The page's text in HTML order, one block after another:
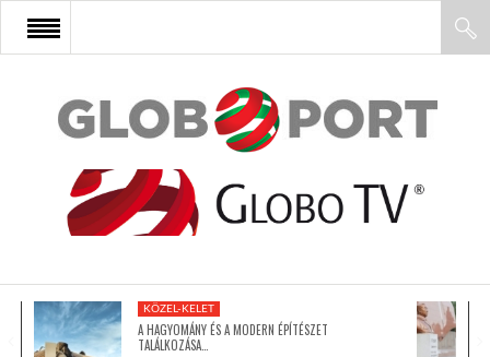
FŐOLDAL
AFRIKA
ÁZSIA
KÖZEL-KELET
A HAGYOMÁNY ÉS A MODERN ÉPÍTÉSZET
TALÁLKOZÁSA…